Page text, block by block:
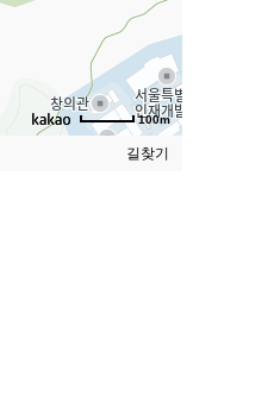
100m
길찾기